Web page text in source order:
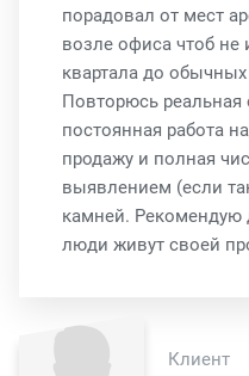
порадовал от мест
возле офиса чтоб не
квартала до
Повторюсь
постоянная работа
продажу и полная
выявлением (если
камней. Рекомендую
люди живут своей
Клиент